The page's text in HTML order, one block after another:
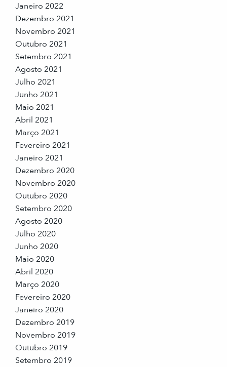
Janeiro 2022
Dezembro 2021
Novembro 2021
Outubro 2021
Setembro 2021
Agosto 2021
Julho 2021
Junho 2021
Maio 2021
Abril 2021
Março 2021
Fevereiro 2021
Janeiro 2021
Dezembro 2020
Novembro 2020
Outubro 2020
Setembro 2020
Agosto 2020
Julho 2020
Junho 2020
Maio 2020
Abril 2020
Março 2020
Fevereiro 2020
Janeiro 2020
Dezembro 2019
Novembro 2019
Outubro 2019
Setembro 2019